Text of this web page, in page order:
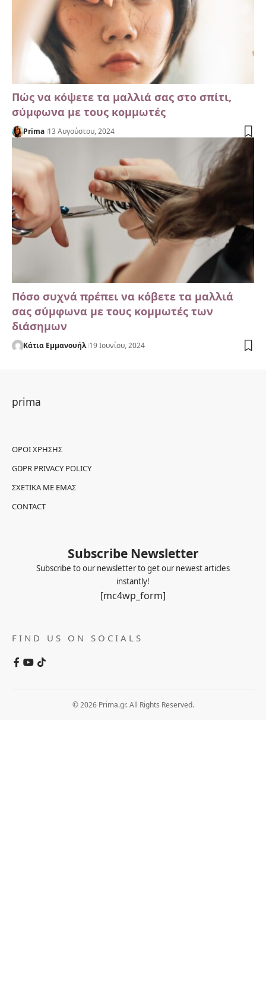
Πώς να κόψετε τα μαλλιά σας στο σπίτι,
σύμφωνα με τους κομμωτές
Prima 13 Αυγούστου, 2024
Πόσο συχνά πρέπει να κόβετε τα μαλλιά
σας σύμφωνα με τους κομμωτές των
διάσημων
Κάτια Εμμανουήλ 19 Ιουνίου, 2024
prima
ΌΡΟΙ ΧΡΉΣΗΣ
GDPR PRIVACY POLICY
ΣΧΕΤΙΚΆ ΜΕ ΕΜΆΣ
CONTACT
Subscribe Newsletter
Subscribe to our newsletter to get our newest articles
instantly!
[mc4wp_form]
FIND US ON SOCIALS
© 2026 Prima.gr. All Rights Reserved.